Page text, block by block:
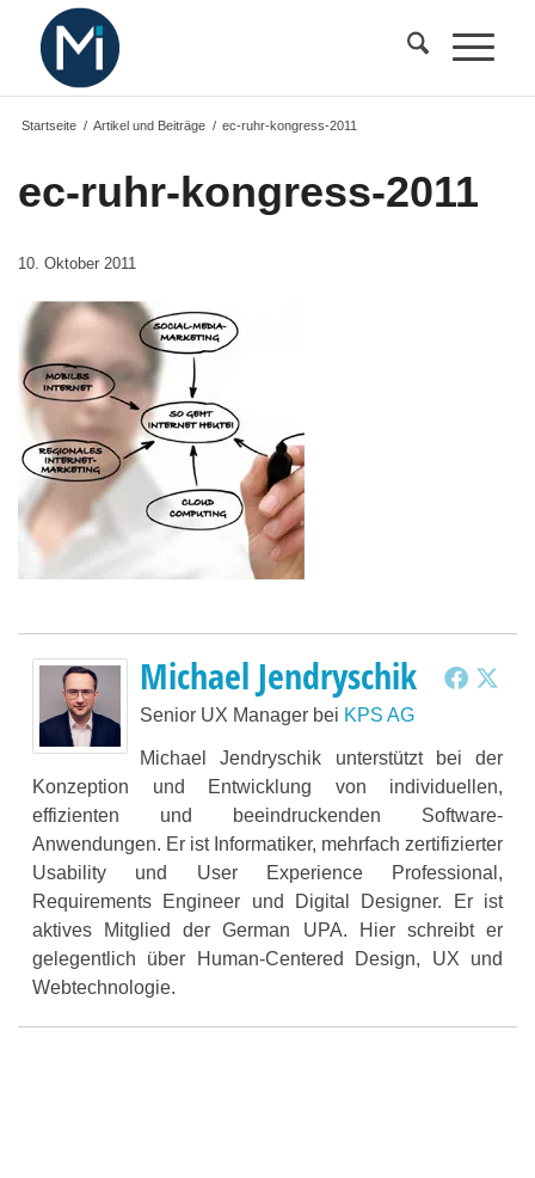
Startseite / Artikel und Beiträge / ec-ruhr-kongress-2011
ec-ruhr-kongress-2011
10. Oktober 2011
Michael Jendryschik
Senior UX Manager bei KPS AG
Michael Jendryschik unterstützt bei der
Konzeption und Entwicklung von individuellen,
effizienten und beeindruckenden Software-
Anwendungen. Er ist Informatiker, mehrfach zertifizierter
Usability und User Experience Professional,
Requirements Engineer und Digital Designer. Er ist
aktives Mitglied der German UPA. Hier schreibt er
gelegentlich über Human-Centered Design, UX und
Webtechnologie.